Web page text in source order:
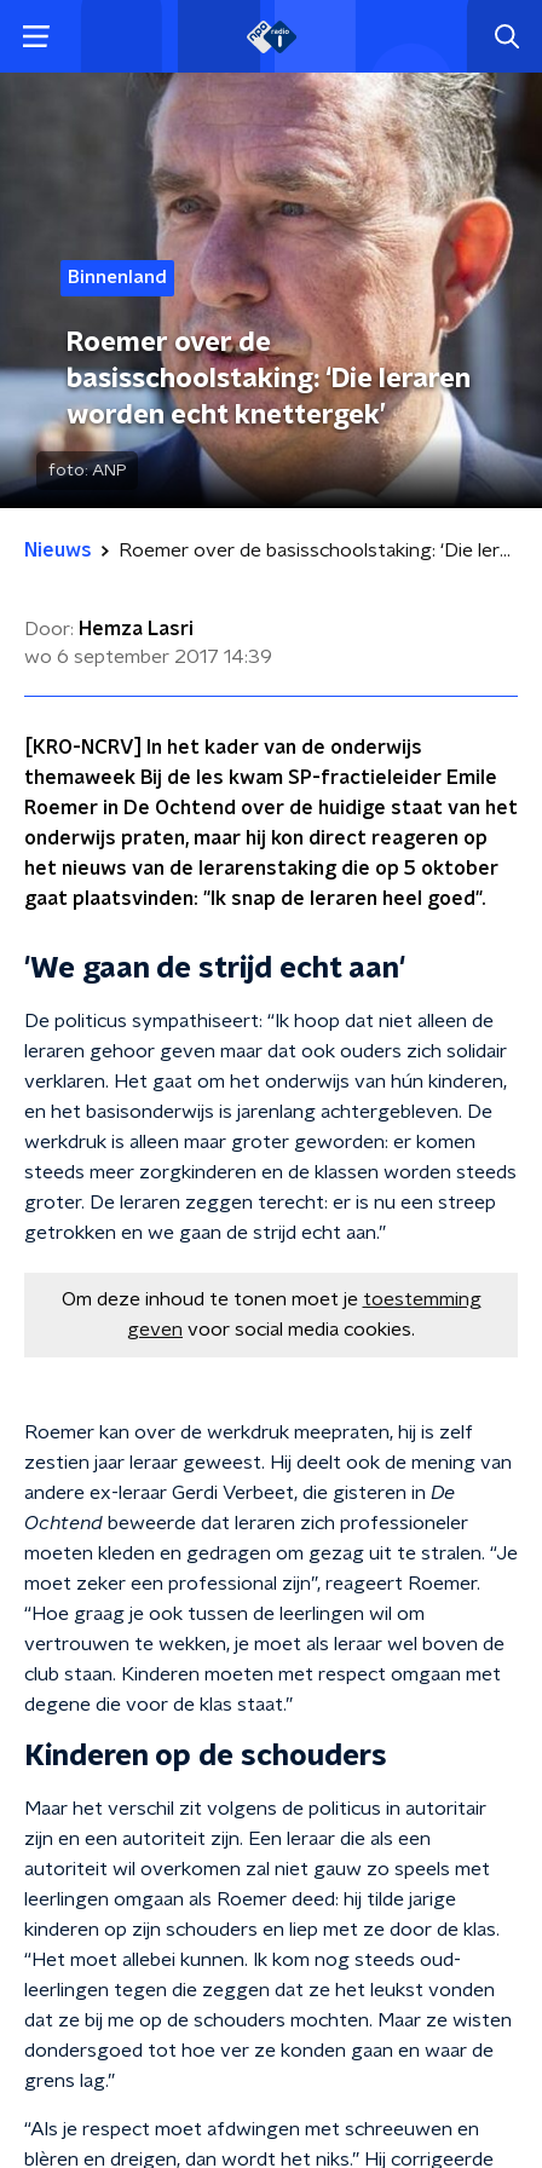
Binnenland
Roemer over de
basisschoolstaking: ‘Die leraren
worden echt knettergek’
foto:ANP
Nieuws Roemer over de basisschoolstaking: ‘Die leraren worden echt knettergek’
Door: Hemza Lasri
wo 6 september 2017 14:39
[KRO-NCRV] In het kader van de onderwijs
themaweek Bij de les kwam SP-fractieleider Emile
Roemer in De Ochtend over de huidige staat van het
onderwijs praten, maar hij kon direct reageren op
het nieuws van de lerarenstaking die op 5 oktober
gaat plaatsvinden: "Ik snap de leraren heel goed".
'We gaan de strijd echt aan'
De politicus sympathiseert: “Ik hoop dat niet alleen de
leraren gehoor geven maar dat ook ouders zich solidair
verklaren. Het gaat om het onderwijs van hún kinderen,
en het basisonderwijs is jarenlang achtergebleven. De
werkdruk is alleen maar groter geworden: er komen
steeds meer zorgkinderen en de klassen worden steeds
groter. De leraren zeggen terecht: er is nu een streep
getrokken en we gaan de strijd echt aan.”
Om deze inhoud te tonen moet je toestemming
geven voor social media cookies.
Roemer kan over de werkdruk meepraten, hij is zelf
zestien jaar leraar geweest. Hij deelt ook de mening van
andere ex-leraar Gerdi Verbeet, die gisteren in De
Ochtend beweerde dat leraren zich professioneler
moeten kleden en gedragen om gezag uit te stralen. “Je
moet zeker een professional zijn”, reageert Roemer.
“Hoe graag je ook tussen de leerlingen wil om
vertrouwen te wekken, je moet als leraar wel boven de
club staan. Kinderen moeten met respect omgaan met
degene die voor de klas staat.”
Kinderen op de schouders
Maar het verschil zit volgens de politicus in autoritair
zijn en een autoriteit zijn. Een leraar die als een
autoriteit wil overkomen zal niet gauw zo speels met
leerlingen omgaan als Roemer deed: hij tilde jarige
kinderen op zijn schouders en liep met ze door de klas.
“Het moet allebei kunnen. Ik kom nog steeds oud-
leerlingen tegen die zeggen dat ze het leukst vonden
dat ze bij me op de schouders mochten. Maar ze wisten
dondersgoed tot hoe ver ze konden gaan en waar de
grens lag.”
“Als je respect moet afdwingen met schreeuwen en
blèren en dreigen, dan wordt het niks.” Hij corrigeerde